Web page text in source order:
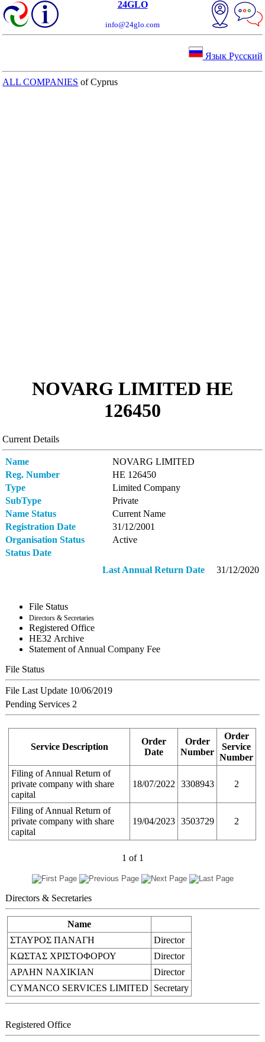
24GLO
info@24glo.com
Язык Русский
ALL COMPANIES of Cyprus
NOVARG LIMITED ΗΕ
126450
Current Details
Name
NOVARG LIMITED
Reg. Number
ΗΕ 126450
Type
Limited Company
SubType
Private
Name Status
Current Name
Registration Date
31/12/2001
Organisation Status
Active
Status Date
Last Annual Return Date31/12/2020
File Status
Directors & Secretaries
Registered Office
ΗΕ32 Archive
Statement of Annual Company Fee
File Status
File Last Update 10/06/2019
Pending Services 2
Service Description
Order
Date
Order
Number
Order
Service
Number
Filing of Annual Return of
private company with share
capital
18/07/2022 3308943 2
Filing of Annual Return of
private company with share
capital
19/04/2023 3503729 2
1 of 1
Directors & Secretaries
Name
ΣΤΑΥΡΟΣ ΠΑΝΑΓΗ
Director
ΚΩΣΤΑΣ ΧΡΙΣΤΟΦΟΡΟΥ
Director
ΑΡΛΗΝ ΝΑΧΙΚΙΑΝ
Director
CYMANCO SERVICES LIMITED
Secretary
Registered Office